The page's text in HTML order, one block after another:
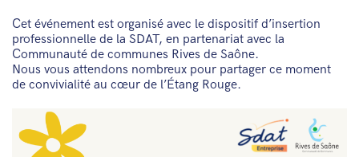
Cet événement est organisé avec le dispositif d’insertion
professionnelle de la SDAT, en partenariat avec la
Communauté de communes Rives de Saône.
Nous vous attendons nombreux pour partager ce moment
de convivialité au cœur de l’Étang Rouge.